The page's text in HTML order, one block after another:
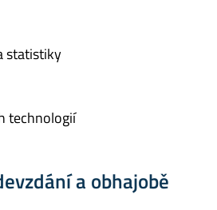
statistiky
technologií
a obhajobě